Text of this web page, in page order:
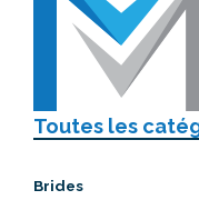
Toutes les
Brides